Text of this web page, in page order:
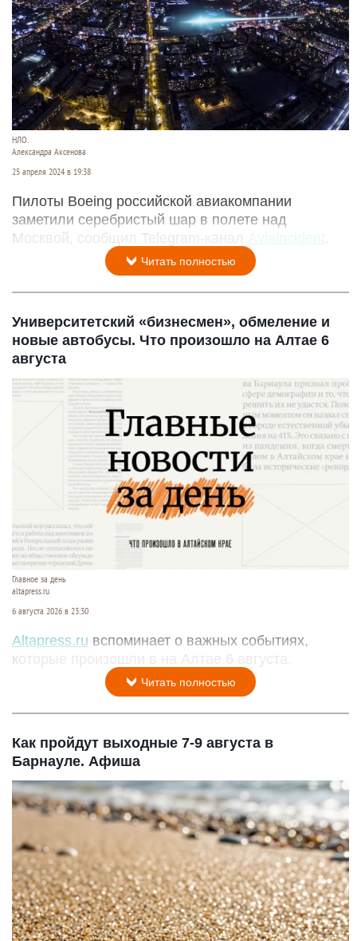
НЛО.
Александра Аксенова
25 апреля 2024 в 19:38
Пилоты Boeing российской авиакомпании
заметили серебристый шар в полете над
Москвой, сообщил Telegram-канал Aviaincident
Читать полностью
Университетский «бизнесмен», обмеление и
новые автобусы. Что произошло на Алтае 6
августа
Главное за день
altapress.ru
6 августа 2026 в 23:30
Altapress.ru вспоминает о важных событиях,
которые произошли в на Алтае 6 августа.
Читать полностью
Как пройдут выходные 7-9 августа в
Барнауле. Афиша